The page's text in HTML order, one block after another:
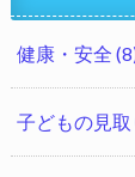
健康・安全
子どもの見